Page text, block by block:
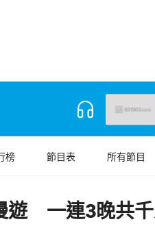
榜 節目表 所有節目
遊 一連3晚共千